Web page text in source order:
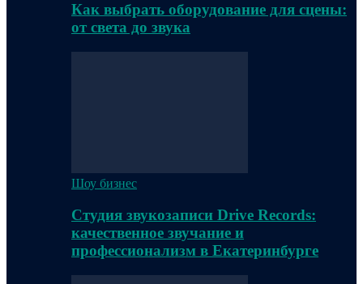
Как выбрать оборудование для сцены:
от света до звука
Шоу бизнес
Студия звукозаписи Drive Records:
качественное звучание и
профессионализм в Екатеринбурге